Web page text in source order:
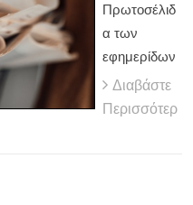
Πρωτοσέλιδ
α των
εφημερίδων
Διαβάστε
Περισσότερ